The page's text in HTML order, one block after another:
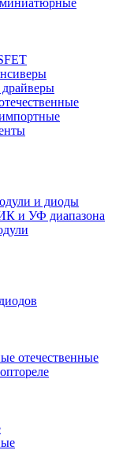
драйверы
и диоды
и УФ диапазона
отечественные